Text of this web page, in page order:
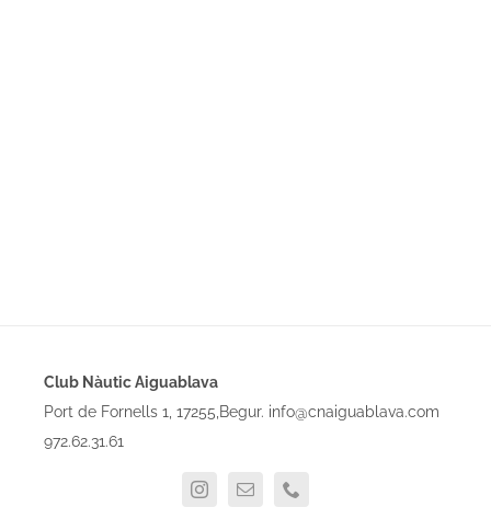
Club Nàutic Aiguablava
Port de Fornells 1, 17255,Begur. info@cnaiguablava.com
972.62.31.61